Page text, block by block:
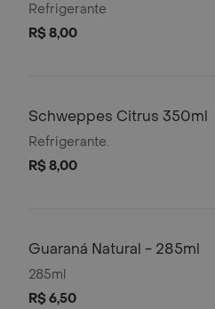
Refrigerante
R$ 8,00
Schweppes Citrus 350ml
Refrigerante.
R$ 8,00
Guaraná Natural - 285ml
285ml
R$ 6,50